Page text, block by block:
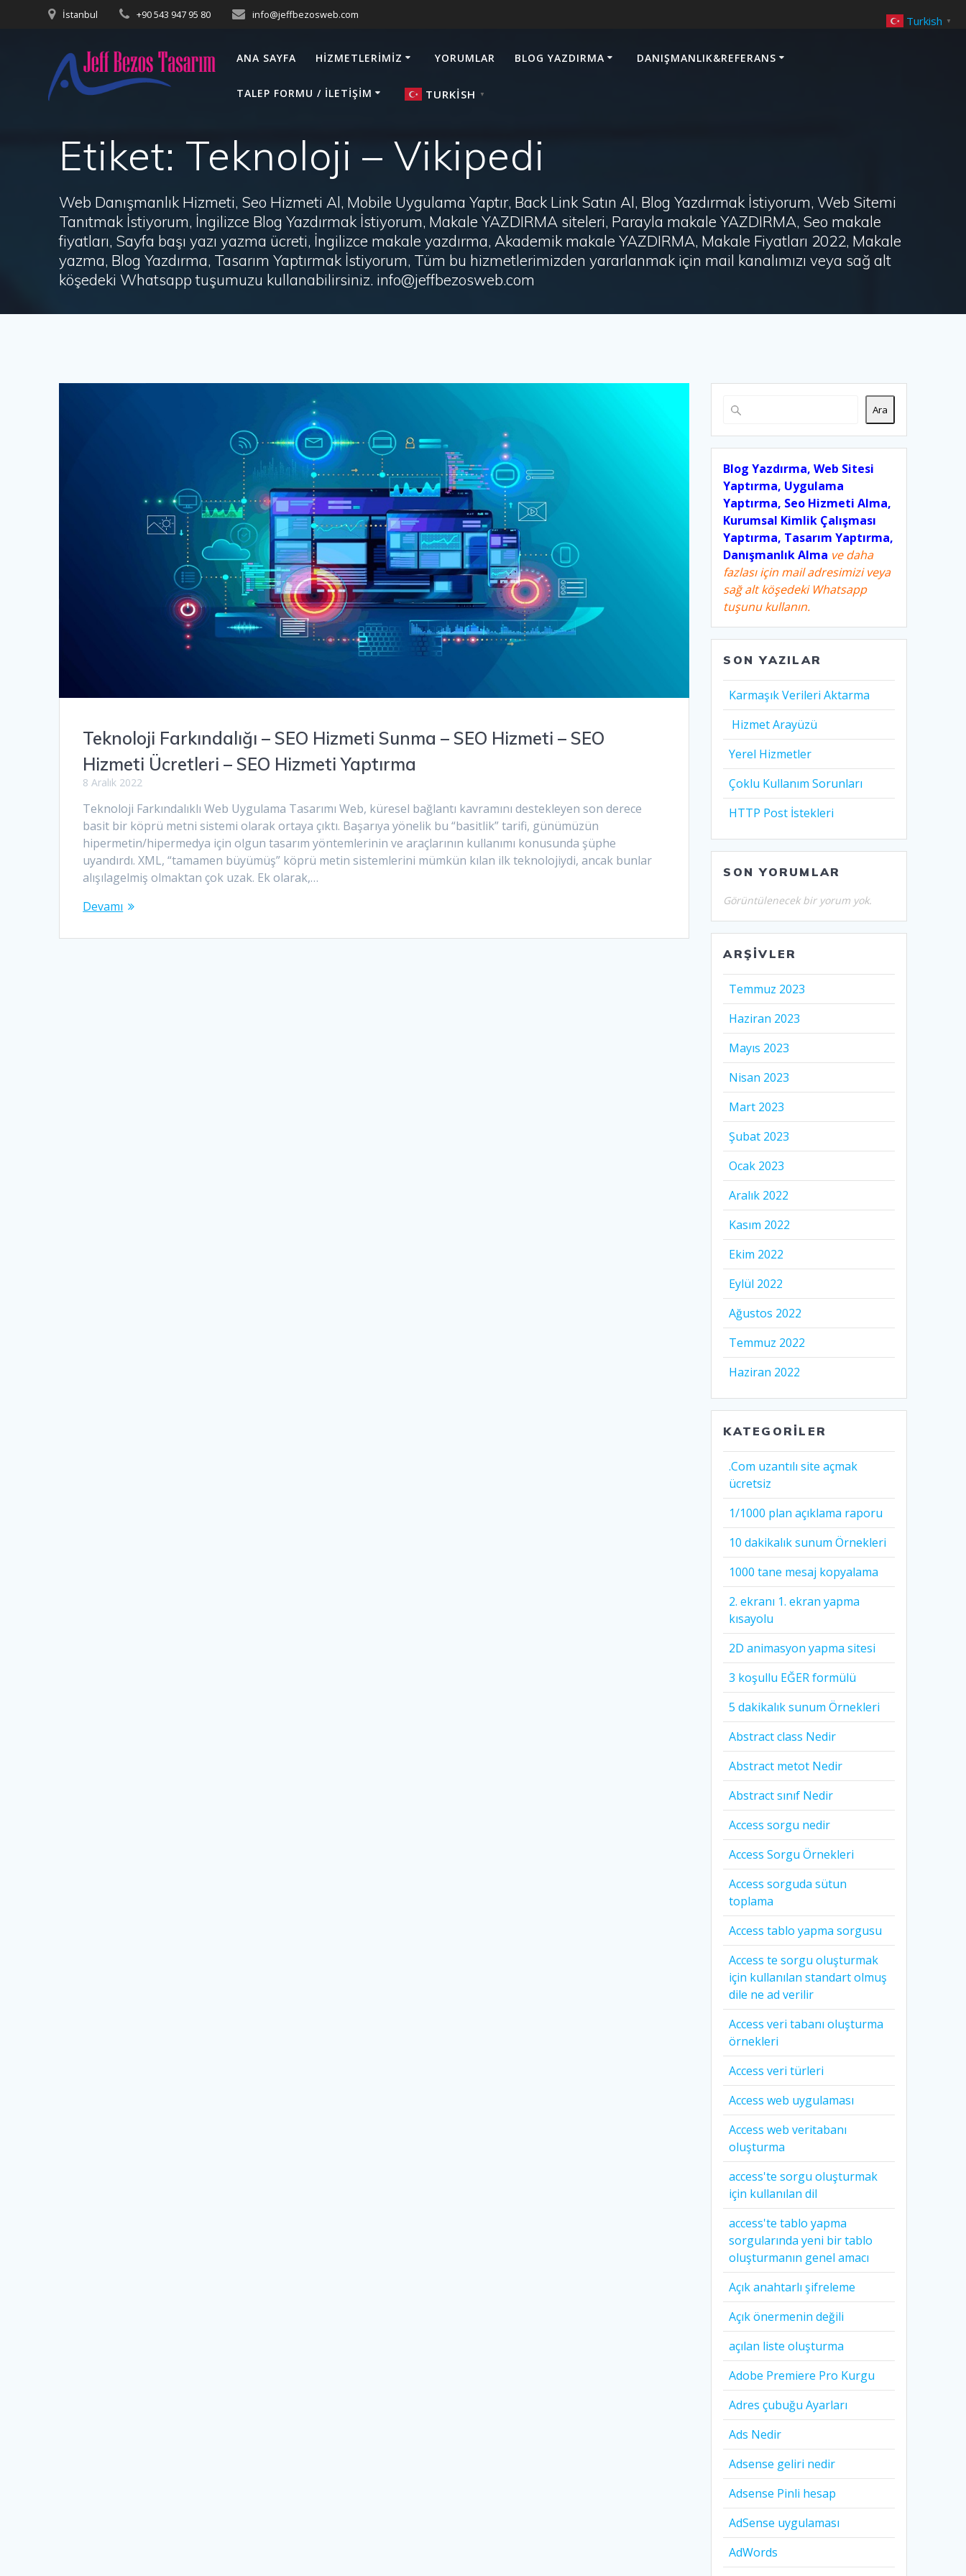
İstanbul +90 543 947 95 80 info@jeffbezosweb.com
ANA SAYFA HIZMETLERIMIZ YORUMLAR BLOG YAZDIRMA DANIŞMANLIK&REFERANS
TALEP FORMU / İLETIŞIM TURKISH ▼
Etiket: Teknoloji – Vikipedi
Web Danışmanlık Hizmeti, Seo Hizmeti Al, Mobile Uygulama Yaptır, Back Link Satın Al, Blog Yazdırmak İstiyorum, Web Sitemi
Tanıtmak İstiyorum, İngilizce Blog Yazdırmak İstiyorum, Makale YAZDIRMA siteleri, Parayla makale YAZDIRMA, Seo makale
fiyatları, Sayfa başı yazı yazma ücreti, İngilizce makale yazdırma, Akademik makale YAZDIRMA, Makale Fiyatları 2022, Makale
yazma, Blog Yazdırma, Tasarım Yaptırmak İstiyorum, Tüm bu hizmetlerimizden yararlanmak için mail kanalımızı veya sağ alt
köşedeki Whatsapp tuşumuzu kullanabilirsiniz. info@jeffbezosweb.com
Teknoloji Farkındalığı – SEO Hizmeti Sunma – SEO Hizmeti – SEO
Hizmeti Ücretleri – SEO Hizmeti Yaptırma
8 Aralık 2022
Teknoloji Farkındalıklı Web Uygulama Tasarımı Web, küresel bağlantı kavramını destekleyen son derece
basit bir köprü metni sistemi olarak ortaya çıktı. Başarıya yönelik bu “basitlik” tarifi, günümüzün
hipermetin/hipermedya için olgun tasarım yöntemlerinin ve araçlarının kullanımı konusunda şüphe
uyandırdı. XML, “tamamen büyümüş” köprü metin sistemlerini mümkün kılan ilk teknolojiydi, ancak bunlar
alışılagelmiş olmaktan çok uzak. Ek olarak,…
Devamı
Ara
Blog Yazdırma, Web Sitesi
Yaptırma, Uygulama
Yaptırma, Seo Hizmeti Alma,
Kurumsal Kimlik Çalışması
Yaptırma, Tasarım Yaptırma,
Danışmanlık Alma ve daha
fazlası için mail adresimizi veya
sağ alt köşedeki Whatsapp
tuşunu kullanın.
SON YAZILAR
Karmaşık Verileri Aktarma
Hizmet Arayüzü
Yerel Hizmetler
Çoklu Kullanım Sorunları
HTTP Post İstekleri
SON YORUMLAR
Görüntülenecek bir yorum yok.
ARŞIVLER
Temmuz 2023
Haziran 2023
Mayıs 2023
Nisan 2023
Mart 2023
Şubat 2023
Ocak 2023
Aralık 2022
Kasım 2022
Ekim 2022
Eylül 2022
Ağustos 2022
Temmuz 2022
Haziran 2022
KATEGORILER
.Com uzantılı site açmak
ücretsiz
1/1000 plan açıklama raporu
10 dakikalık sunum Örnekleri
1000 tane mesaj kopyalama
2. ekranı 1. ekran yapma
kısayolu
2D animasyon yapma sitesi
3 koşullu EĞER formülü
5 dakikalık sunum Örnekleri
Abstract class Nedir
Abstract metot Nedir
Abstract sınıf Nedir
Access sorgu nedir
Access Sorgu Örnekleri
Access sorguda sütun
toplama
Access tablo yapma sorgusu
Access te sorgu oluşturmak
için kullanılan standart olmuş
dile ne ad verilir
Access veri tabanı oluşturma
örnekleri
Access veri türleri
Access web uygulaması
Access web veritabanı
oluşturma
access'te sorgu oluşturmak
için kullanılan dil
access'te tablo yapma
sorgularında yeni bir tablo
oluşturmanın genel amacı
Açık anahtarlı şifreleme
Açık önermenin değili
açılan liste oluşturma
Adobe Premiere Pro Kurgu
Adres çubuğu Ayarları
Ads Nedir
Adsense geliri nedir
Adsense Pinli hesap
AdSense uygulaması
AdWords
Turkish ▼